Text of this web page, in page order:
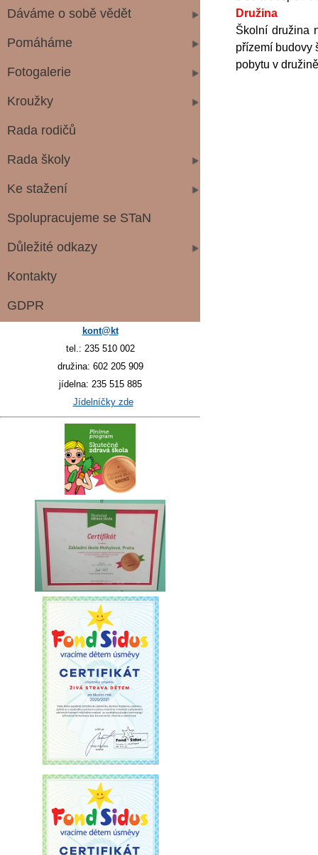
Dáváme o sobě vědět
Pomáháme
Fotogalerie
Kroužky
Rada rodičů
Rada školy
Ke stažení
Spolupracujeme se STaN
Důležité odkazy
Kontakty
GDPR
kont@kt
tel.: 235 510 002
družina: 602 205 909
jídelna: 235 515 885
Jídelníčky zde
Družina
Školní družina
přízemí budovy
pobytu v